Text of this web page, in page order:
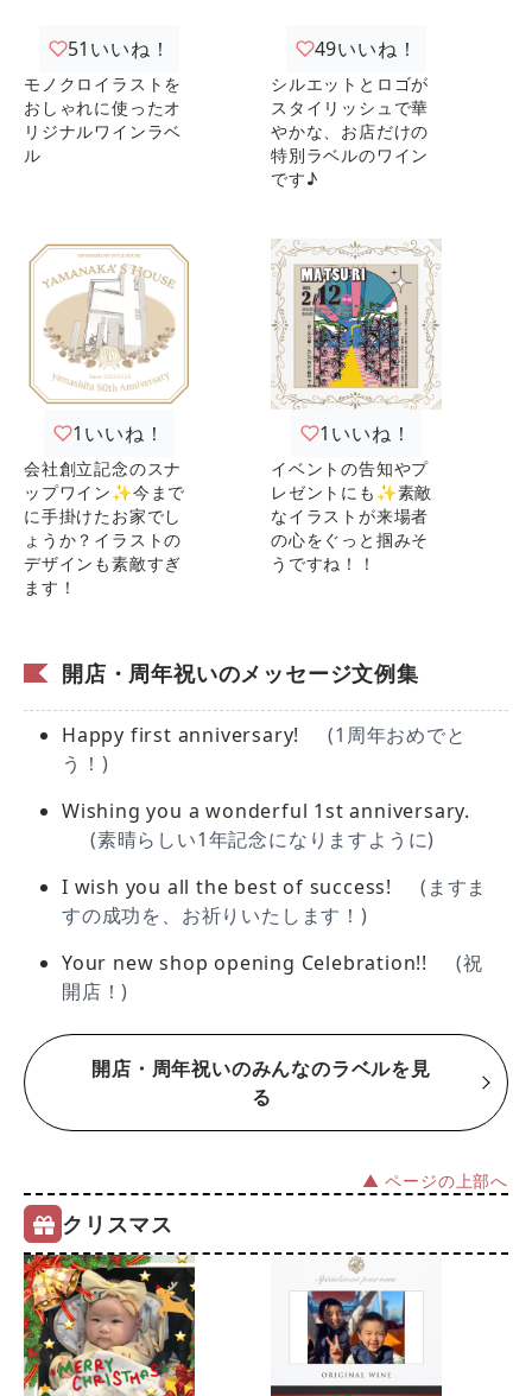
51 いいね！
モノクロイラストを
おしゃれに使ったオ
リジナルワインラベ
ル
49いいね！
シルエットとロゴが
スタイリッシュで華
やかな、お店だけの
特別ラベルのワイン
です♪
1 いいね！
会社創立記念のスナ
ップワイン✨今まで
に手掛けたお家でし
ょうか？イラストの
デザインも素敵すぎ
ます！
1 いいね！
イベントの告知やプ
レゼントにも✨素敵
なイラストが来場者
の心をぐっと掴みそ
うですね！！
開店・周年祝いのメッセージ文例集
Happy first anniversary!
(1周年おめでと
う！)
Wishing you a wonderful 1st anniversary.
(素晴らしい1年記念になりますように)
I wish you all the best of success!
(ますま
すの成功を、お祈りいたします！)
Your new shop opening Celebration!!
(祝
開店！)
開店・周年祝いのみんなのラベルを見
る
▲ ページの上部へ
クリスマス